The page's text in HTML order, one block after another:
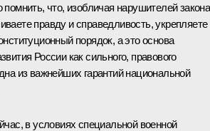
помнить, что, изобличая нарушителей
правду и справедливость, укрепляете
порядок, а это основа
России как сильного, правового
из важнейших гарантий национальной
в условиях специальной военной